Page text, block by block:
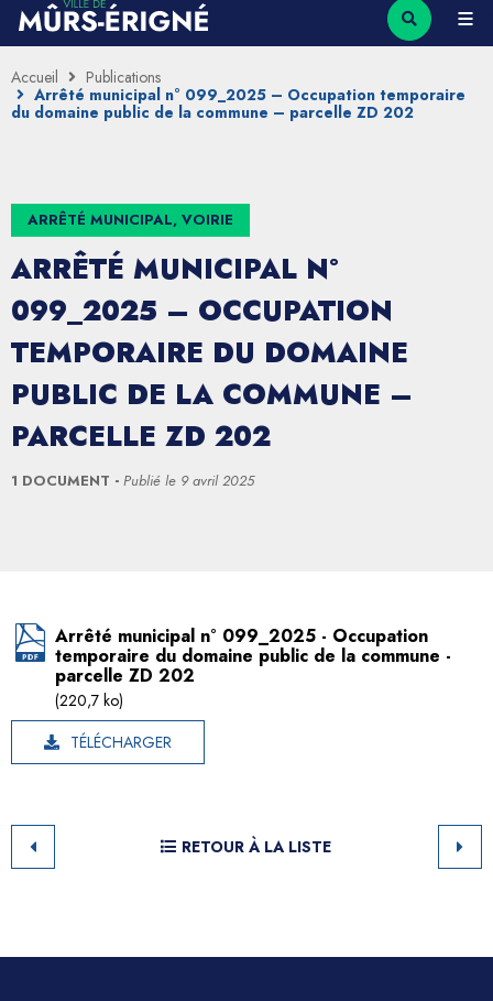
Accueil
Publications
Arrêté municipal n° 099_2025 – Occupation temporaire
du domaine public de la commune – parcelle ZD 202
ARRÊTÉ MUNICIPAL, VOIRIE
ARRÊTÉ MUNICIPAL N°
099_2025 – OCCUPATION
TEMPORAIRE DU DOMAINE
PUBLIC DE LA COMMUNE –
PARCELLE ZD 202
1 DOCUMENT Publié le 9 avril 2025
Arrêté municipal n° 099_2025 - Occupation
temporaire du domaine public de la commune -
parcelle ZD 202
(220,7 ko)
TÉLÉCHARGER
RETOUR À LA LISTE